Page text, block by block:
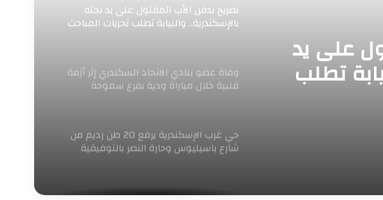
على يد
تطلب
تصريح بدفن الأب المقتول على يد نجله
بالإسكندرية.. والنيابة تطلب تحريات المباحث
وفاة عضو بنادي الاتحاد السكندري إثر أزمة
قلبية خلال مباراة ودية بفرع سموحة
حي غرب الإسكندرية يرفع 20 طن رديم من
شارع باسيليوس وحارة النصر بالتوفيقية